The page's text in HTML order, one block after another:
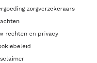
zorgverzekeraars
rechten en privacy